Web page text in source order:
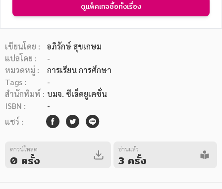
หมวดหมู่หนังสือ
หมวดหมู่ยอดนิยม
หนังสือออกใหม่ หนังสือยอดนิยม หนังสือเช่า
ดูแพ็คเกจซื้อทั้งเรื่อง
เขียนโดย :
อภิรักษ์ สุขเกษม
แปลโดย :
-
หมวดหมู่ :
การเรียน การศึกษา
Tags :
-
สำนักพิมพ์ : บมจ. ซีเอ็ดยูเคชั่น
ISBN :
-
แชร์ :
ดาวน์โหลด
0 ครั้ง
อ่านแล้ว
3 ครั้ง